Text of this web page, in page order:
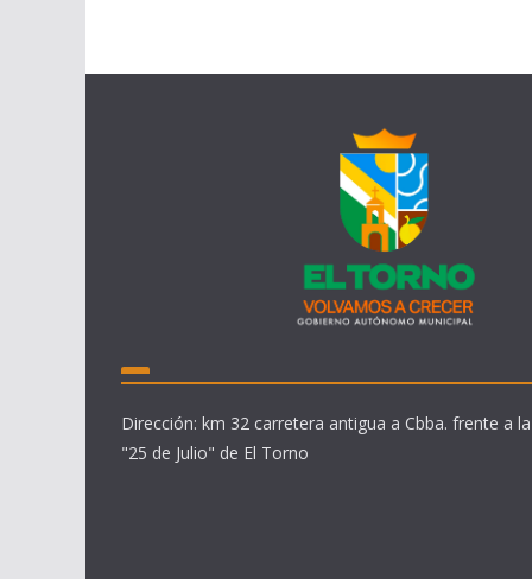
Dirección: km 32 carretera antigua a Cbba. frente a
"25 de Julio" de El Torno